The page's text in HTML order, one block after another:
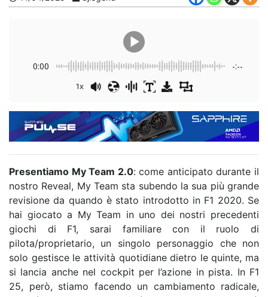
0:00 -:--
1x
Presentiamo My Team 2.0: come anticipato durante il
nostro Reveal, My Team sta subendo la sua più grande
revisione da quando è stato introdotto in F1 2020. Se
hai giocato a My Team in uno dei nostri precedenti
giochi di F1, sarai familiare con il ruolo di
pilota/proprietario, un singolo personaggio che non
solo gestisce le attività quotidiane dietro le quinte, ma
si lancia anche nel cockpit per l’azione in pista. In F1
25, però, stiamo facendo un cambiamento radicale,